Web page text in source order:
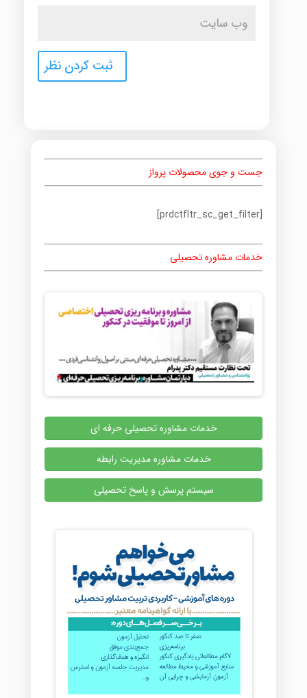
جست و جوی محصولات پرواز
[prdctfltr_sc_get_filter]
خدمات مشاوره تحصیلی
خدمات مشاوره تحصیلی حرفه ای
خدمات مشاوره مدیریت رابطه
سیستم پرسش و پاسخ تحصیلی